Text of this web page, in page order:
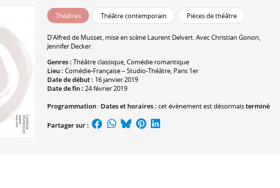
Théâtres Théâtre contemporain Pièces de théâtre
D'Alfred de Musset, mise en scène Laurent Delvert. AvecChristian Gonon,
Jennifer Decker.
Genres : Théâtre classique,Comédie romantique
Lieu : Comédie-Française – Studio-Théâtre, Paris 1er
Date de début : 16 janvier 2019
Date de fin : 24 février 2019
Programmation : Dates et horaires : cet évènement est désormaisterminé
Partager sur :